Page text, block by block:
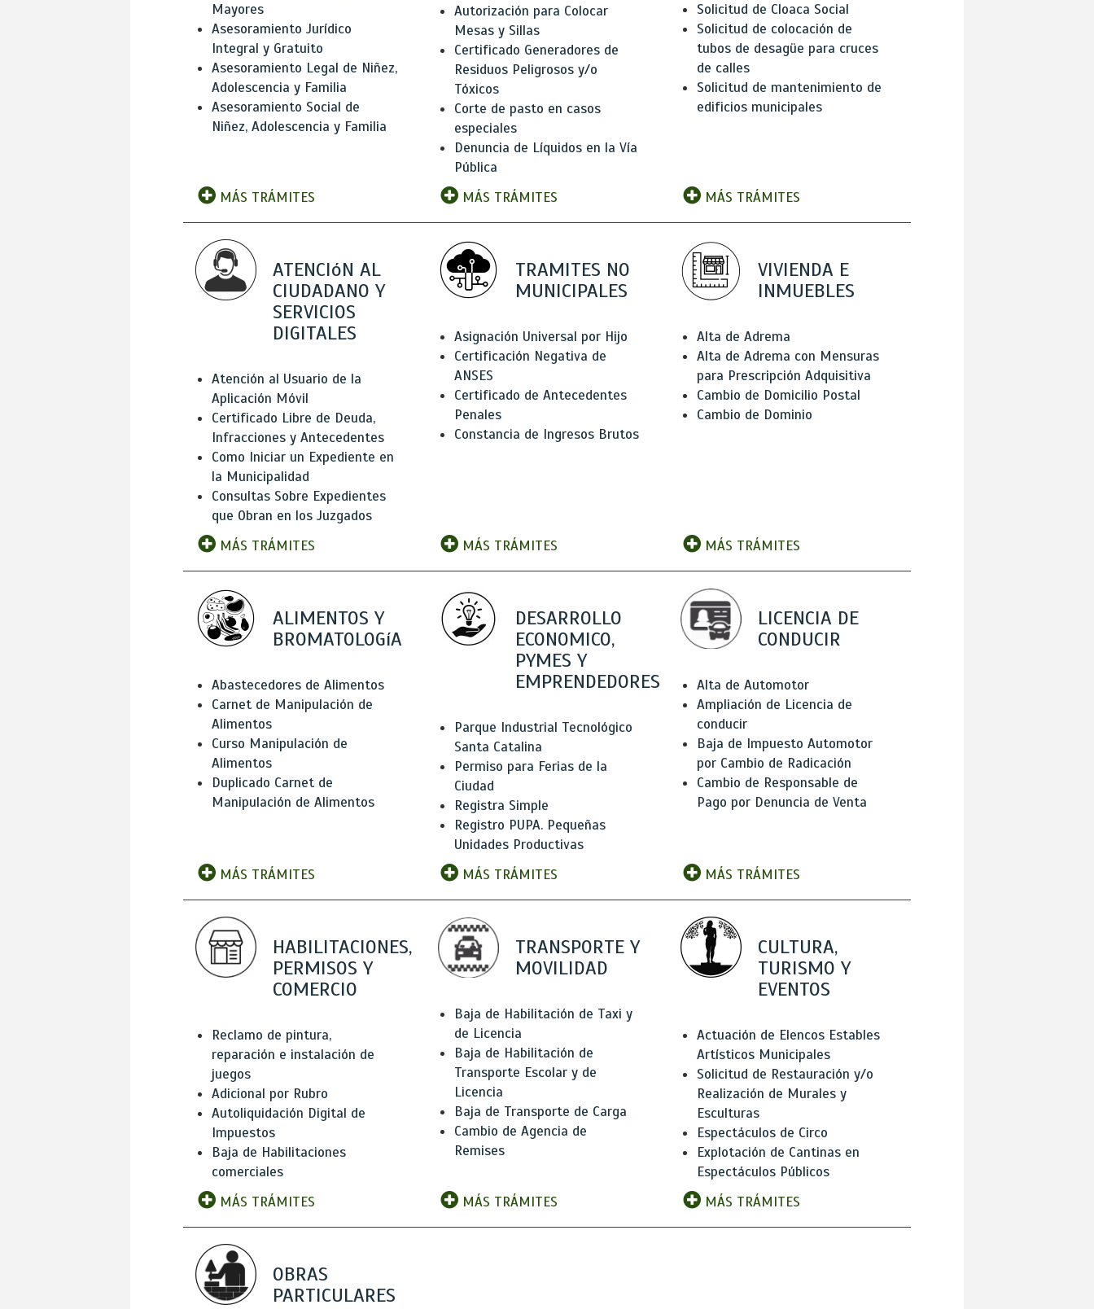
Mayores
Asesoramiento Jurídico
Integral y Gratuito
Asesoramiento Legal de Niñez,
Adolescencia y Familia
Asesoramiento Social de
Niñez, Adolescencia y Familia
MÁS TRÁMITES
Autorización para Colocar
Mesas y Sillas
Certificado Generadores de
Residuos Peligrosos y/o
Tóxicos
Corte de pasto en casos
especiales
Denuncia de Líquidos en la Vía
Pública
MÁS TRÁMITES
Solicitud de Cloaca Social
Solicitud de colocación de
tubos de desagüe para cruces
de calles
Solicitud de mantenimiento de
edificios municipales
MÁS TRÁMITES
ATENCIóN AL
CIUDADANO Y
SERVICIOS
DIGITALES
Atención al Usuario de la
Aplicación Móvil
Certificado Libre de Deuda,
Infracciones y Antecedentes
Como Iniciar un Expediente en
la Municipalidad
Consultas Sobre Expedientes
que Obran en los Juzgados
MÁS TRÁMITES
TRAMITES NO
MUNICIPALES
Asignación Universal por Hijo
Certificación Negativa de
ANSES
Certificado de Antecedentes
Penales
Constancia de Ingresos Brutos
MÁS TRÁMITES
VIVIENDA E
INMUEBLES
Alta de Adrema
Alta de Adrema con Mensuras
para Prescripción Adquisitiva
Cambio de Domicilio Postal
Cambio de Dominio
MÁS TRÁMITES
ALIMENTOS Y
BROMATOLOGíA
Abastecedores de Alimentos
Carnet de Manipulación de
Alimentos
Curso Manipulación de
Alimentos
Duplicado Carnet de
Manipulación de Alimentos
MÁS TRÁMITES
DESARROLLO
ECONOMICO,
PYMES Y
EMPRENDEDORES
Parque Industrial Tecnológico
Santa Catalina
Permiso para Ferias de la
Ciudad
Registra Simple
Registro PUPA. Pequeñas
Unidades Productivas
MÁS TRÁMITES
LICENCIA DE
CONDUCIR
Alta de Automotor
Ampliación de Licencia de
conducir
Baja de Impuesto Automotor
por Cambio de Radicación
Cambio de Responsable de
Pago por Denuncia de Venta
MÁS TRÁMITES
HABILITACIONES,
PERMISOS Y
COMERCIO
Reclamo de pintura,
reparación e instalación de
juegos
Adicional por Rubro
Autoliquidación Digital de
Impuestos
Baja de Habilitaciones
comerciales
MÁS TRÁMITES
TRANSPORTE Y
MOVILIDAD
Baja de Habilitación de Taxi y
de Licencia
Baja de Habilitación de
Transporte Escolar y de
Licencia
Baja de Transporte de Carga
Cambio de Agencia de
Remises
MÁS TRÁMITES
CULTURA,
TURISMO Y
EVENTOS
Actuación de Elencos Estables
Artísticos Municipales
Solicitud de Restauración y/o
Realización de Murales y
Esculturas
Espectáculos de Circo
Explotación de Cantinas en
Espectáculos Públicos
MÁS TRÁMITES
OBRAS
PARTICULARES